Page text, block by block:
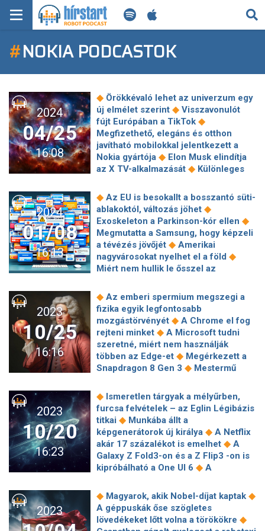
KERESÉS
KEZDŐLAP
FRISS HÍREK
TECH HÍREK
FILM-ZENE-SZÓRAKOZÁS
PLAYLIST
MI AZ A ROBOT PODCAST?
#NOKIA PODCASTOK
2024
04/25
16:08
◆ Örökkévaló lehet az univerzum egy
új elmélet szerint ◆ Visszavonulót
fújt Európában a TikTok ◆
Megfizethető, elegáns és otthon
javítható mobilokkal jelentkezett a
Nokia gyártója ◆ Elon Musk elindítja
az X TV-alkalmazását ◆ Különleges
hogy nem túl izmos a Mate 70 Kirin
9010 chipje
◆Furcsa mellékhatást
okozhat a kemoterápia ◆ Jelentős
áttörés a fúziós energiatermelésben:
sikerült biztonságosan megnövelni a
plazmasűrűséget ◆Hivatalosan is
betiltják a TikTokot az Egyesült
◆
műtéteket végeztek a mesterséges
intelligencia vezérelte robottal
Lángszóróval felszerelt LiDar-os
robotkutya◆Napelemek:
egyszerűsödött az energiatárolás egy
új fejlesztéssel
2024
01/08
16:13
◆ Az EU is besokallt a bosszantó süti-
ablakoktól, változás jöhet ◆
Exoskeleton a Parkinson-kór ellen ◆
Megmutatta a Samsung, hogy képzeli
a tévézés jövőjét ◆ Amerikai
nagyvárosokat nyelhet el a föld ◆
Miért nem hullik le ősszel az
dolgozni a Honor a Nokia-val
Ekkora kártérítést ad a Vodafone az
ügyfeleknek◆Elon Musknak gondjai
vannak a kábóval a cégei vezetői
szerint, ő is reagált a vádakra◆
Billingo felmérte, mire használják a
cégek az MI-t◆ Kompakt
extragalaktikus rádióforrások után
de csendes gyilkossal erősít Amerika
- Kína is aggódhat◆Magyar tárggyal
indult a Holdra az amerikai rakéta
Célba ért a hindu napisten, a
világűrben lebeg, hogy vizsgálhassa a
Napot
2023
10/25
16:16
◆ Az emberi spermium megszegi a
fizika egyik legfontosabb
mozgástörvényét ◆ A Chrome el fog
rejteni minket ◆ A Microsoft tudni
szeretné, miért nem használják
többen az Edge-et ◆ Megérkezett a
Snapdragon 8 Gen 3 ◆ Mestermű
és 13T Pro
″Tudom, mit rendelsz
jövő héten!″ - a Dodo már ma látja,
hogy jövő héten mit, mikor és milyen
mennyiségben fognak rendelni a
vásárlók ◆Komoly adatszivárgási
ügybe keveredett az ír rendőrség ◆
Örülhetünk, még fehérebb lesz a hó a
jövőben ◆ Tedd tönkre a szervizeket,
vetette be csúcstechnológiás
fegyverét Izrael, videó is készült róla
◆Kulcs az okosotthonodhoz◆
2023
10/20
16:23
◆ Ismeretlen tárgyak a mélyűrben,
furcsa felvételek – az Eglin Légibázis
titkai ◆ Munkába állt a
képgenerátorok új királya ◆ A Netflix
akár 17 százalékot is emelhet ◆ A
Galaxy Z Fold3-on és a Z Flip3 -on is
kipróbálható a One UI 6 ◆ A
személyazonosság-lopás: mit
tehetünk a legkisebbek adatainak
védelme érdekében?◆ Megvan a
Pixel 8 Pro első hibája ◆ Két-
2023
◆ Magyarok, akik Nobel-díjat kaptak ◆
A géppuskák őse szögletes
lövedékeket lőtt volna a törökökre ◆